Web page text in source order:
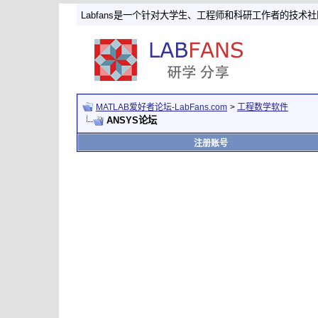
Labfans是一个针对大学生、工程师和科研工作者的技术社
MATLAB爱好者论坛-LabFans.com > 工程数学软件
ANSYS论坛
注册账号